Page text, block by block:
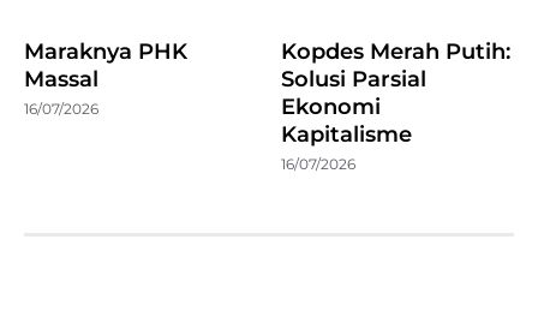
Maraknya PHK
Massal
16/07/2026
Kopdes Merah Putih:
Solusi Parsial
Ekonomi
Kapitalisme
16/07/2026